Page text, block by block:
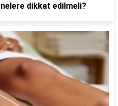
dikkat edilmeli?